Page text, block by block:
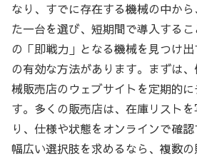
なり、すでに存在する機械の中か
た一台を選び、短期間で導入する
の「即戦力」となる機械を見つけ
の有効な方法があります。まずは
械販売店のウェブサイトを定期的
す。多くの販売店は、在庫リスト
り、仕様や状態をオンラインで確
幅広い選択肢を求めるなら、複数